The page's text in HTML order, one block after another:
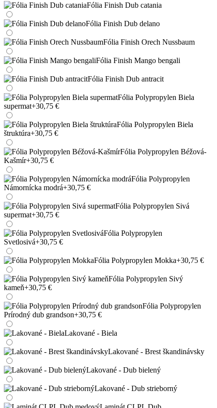
Fólia Finish Dub catania
Fólia Finish Dub delano
Fólia Finish Orech Nussbaum
Fólia Finish Mango bengali
Fólia Finish Dub antracit
Fólia Polypropylen Biela
supermat+30,75 €
Fólia Polypropylen Biela
štruktúra+30,75 €
Fólia Polypropylen Béžová-
Kašmír+30,75 €
Fólia Polypropylen
Námornícka modrá+30,75 €
Fólia Polypropylen Sivá
supermat+30,75 €
Fólia Polypropylen
Svetlosivá+30,75 €
Fólia Polypropylen Mokka+30,75 €
Fólia Polypropylen Sivý
kameň+30,75 €
Fólia Polypropylen
Prírodný dub grandson+30,75 €
Lakované - Biela
Lakované - Brest škandinávsky
Lakované - Dub bielený
Lakované - Dub strieborný